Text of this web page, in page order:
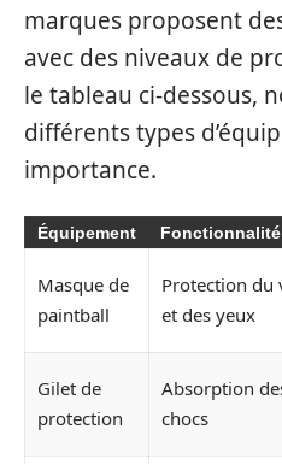
marques proposent
avec des niveaux de
le tableau ci-dessous,
différents types
importance.
Équipement Fonctionnalité
Masque de
paintball
Protection du
et des yeux
Gilet de
protection
Absorption
chocs